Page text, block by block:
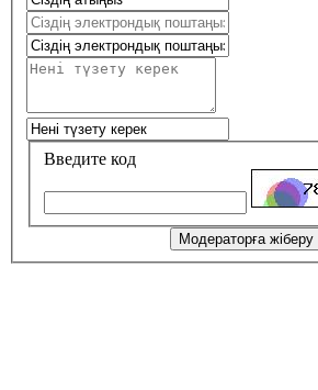
Введите код
Модераторға жіберу